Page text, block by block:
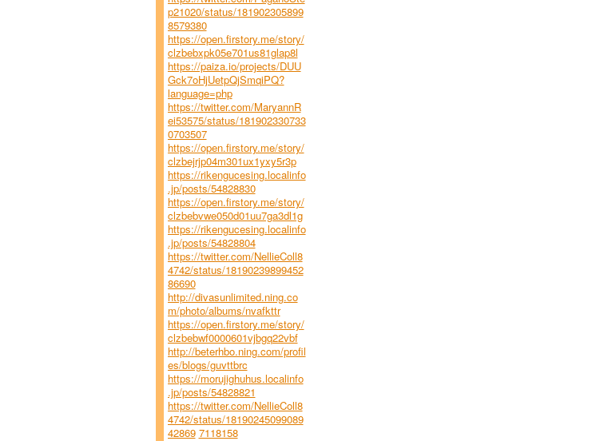
p21020/status/181902305899
8579380
https://open.firstory.me/story/
clzbebxpk05e701us81glap8l
https://paiza.io/projects/DUU
Gck7oHjUetpQjSmqiPQ?
language=php
https://twitter.com/MaryannR
ei53575/status/181902330733
0703507
https://open.firstory.me/story/
clzbejrjp04m301ux1yxy5r3p
https://rikengucesing.localinfo
.jp/posts/54828830
https://open.firstory.me/story/
clzbebvwe050d01uu7ga3dl1g
https://rikengucesing.localinfo
.jp/posts/54828804
https://twitter.com/NellieColl8
4742/status/18190239899452
86690
http://divasunlimited.ning.co
m/photo/albums/nvafkttr
https://open.firstory.me/story/
clzbebwf0000601vjbgq22vbf
http://beterhbo.ning.com/profil
es/blogs/guvttbrc
https://morujighuhus.localinfo
.jp/posts/54828821
https://twitter.com/NellieColl8
4742/status/18190245099089
42869 7118158